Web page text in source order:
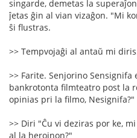
singarde, demetas la
ĵetas ĝin al vian vizaĝon. "Mi
ŝi flustras.
>> Tempvojaĝi al antaŭ mi
>> Farite. Senjorino Sensignifa
bankrotonta filmteatro post la
opinias pri la filmo, Nesignifa?"
>> Diri "Ĉu vi deziras por ke,
al la heroinon?"